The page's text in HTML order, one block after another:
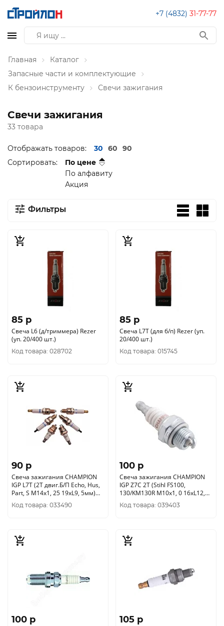
+7 (4832) 31-77-77
Главная
Каталог
Запасные части и комплектующие
К бензоинструменту
Свечи зажигания
Свечи зажигания
33 товара
Отображать товаров: 30 60
90
Сортировать:
По цене
По алфавиту
Акция
Фильтры
85 p
Свеча L6 (д/триммера) Rezer
(уп. 20/400 шт.)
Код товара: 028702
85 p
Свеча L7Т (для б/п) Rezer (уп.
20/400 шт.)
Код товара: 015745
90 p
Свеча зажигания CHAMPION
IGP L7T (2Т двиг.Б/П Echo, Hus,
Part, S М14х1, 25 19хL9, 5мм)
4665270171308
Код товара: 033490
100 p
Свеча зажигания CHAMPION
IGP Z7C 2Т (Stihl FS100,
130/KM130R М10х1, 0 16хL12,
7мм) 4665270171339
Код товара: 039403
100 p 105 p